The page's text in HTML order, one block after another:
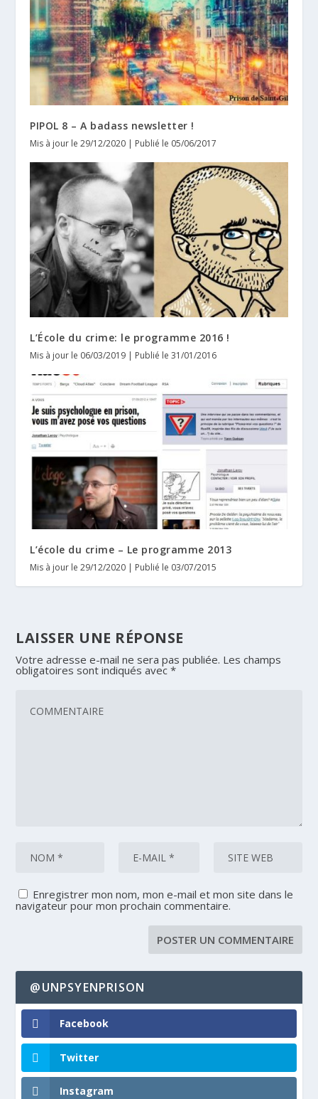
PIPOL 8 – A badass newsletter !
Mis à jour le 29/12/2020 | Publié le 05/06/2017
L’École du crime: le programme 2016 !
Mis à jour le 06/03/2019 | Publié le 31/01/2016
L’école du crime – Le programme 2013
Mis à jour le 29/12/2020 | Publié le 03/07/2015
LAISSER UNE RÉPONSE
Votre adresse e-mail ne sera pas publiée. Les champs
obligatoires sont indiqués avec*
Enregistrer mon nom, mon e-mail et mon site dans le
navigateur pour mon prochain commentaire.
@UNPSYENPRISON
Facebook
Twitter
Instagram